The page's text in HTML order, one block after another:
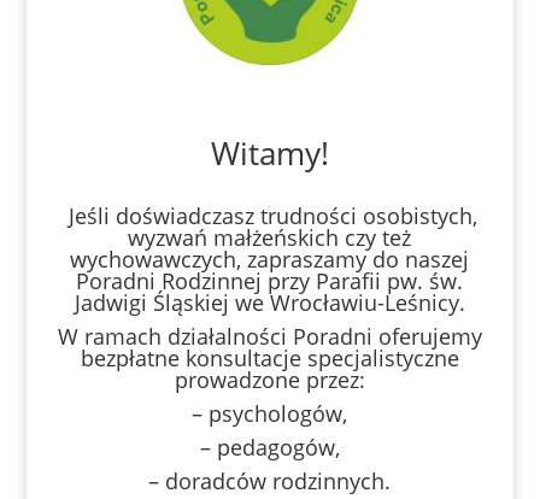
Witamy!
Jeśli doświadczasz trudności osobistych,
wyzwań małżeńskich czy też
wychowawczych, zapraszamy do naszej
Poradni Rodzinnej przy Parafii pw. św.
Jadwigi Śląskiej we Wrocławiu-Leśnicy.
W ramach działalności Poradni oferujemy
bezpłatne konsultacje specjalistyczne
prowadzone przez:
– psychologów,
– pedagogów,
– doradców rodzinnych.